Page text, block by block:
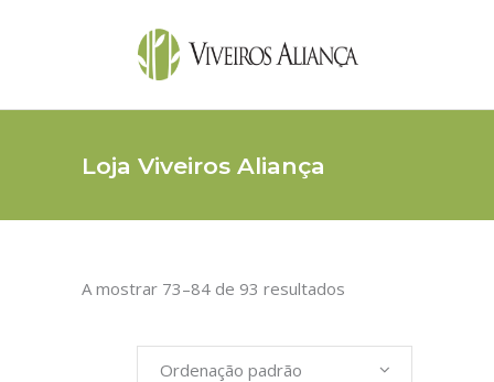
Loja Viveiros Aliança
A mostrar 73–84 de 93 resultados
Ordenação padrão